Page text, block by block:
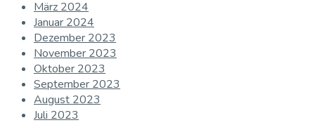
März 2024
Januar 2024
Dezember 2023
November 2023
Oktober 2023
September 2023
August 2023
Juli 2023